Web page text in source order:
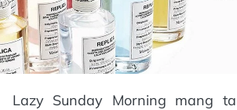
Lazy Sunday Morning mang